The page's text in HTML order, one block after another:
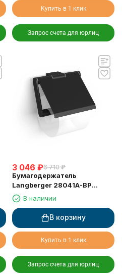
Купить в 1 клик
Запрос счета для юрлиц
3 046 ₽6 710 ₽
Бумагодержатель
Langberger 28041A-BP
туалетной бумаги с
крышкой черный
В наличии
В корзину
Купить в 1 клик
Запрос счета для юрлиц